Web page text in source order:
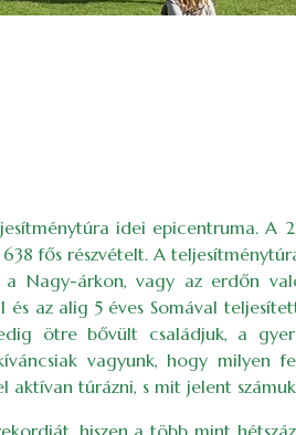
idei epicentruma.
fős részvételt. A
Nagy-árkon, vagy az erdőn
az alig 5 éves Somával
ötre bővült családjuk, a
vagyunk, hogy milyen
túrázni, s mit jelent
hiszen a több mint